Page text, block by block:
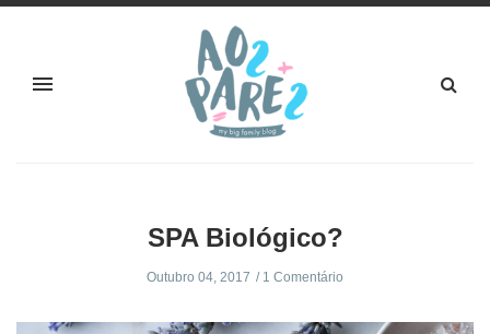
SPA Biológico?
Outubro 04, 2017 1 Comentário